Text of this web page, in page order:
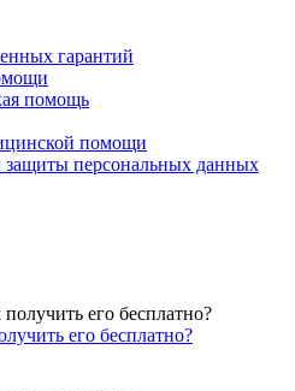
гарантий
помощь
помощи
защиты персональных данных
его бесплатно?